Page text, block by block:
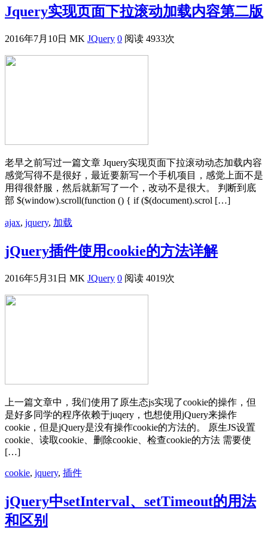
Jquery实现页面下拉滚动加载内容第二版
2016年7月10日 MK JQuery 0 阅读 4933次
老早之前写过一篇文章 Jquery实现页面下拉滚动动态加载内容
感觉写得不是很好，最近要新写一个手机项目，感觉上面不是
用得很舒服，然后就新写了一个，改动不是很大。 判断到底
部 $(window).scroll(function () { if ($(document).scrol […]
ajax, jquery, 加载
jQuery插件使用cookie的方法详解
2016年5月31日 MK JQuery 0 阅读 4019次
上一篇文章中，我们使用了原生态js实现了cookie的操作，但
是好多同学的程序依赖于juqery，也想使用jQuery来操作
cookie，但是jQuery是没有操作cookie的方法的。 原生JS设置
cookie、读取cookie、删除cookie、检查cookie的方法 需要使
[…]
cookie, jquery, 插件
jQuery中setInterval、setTimeout的用法
和区别